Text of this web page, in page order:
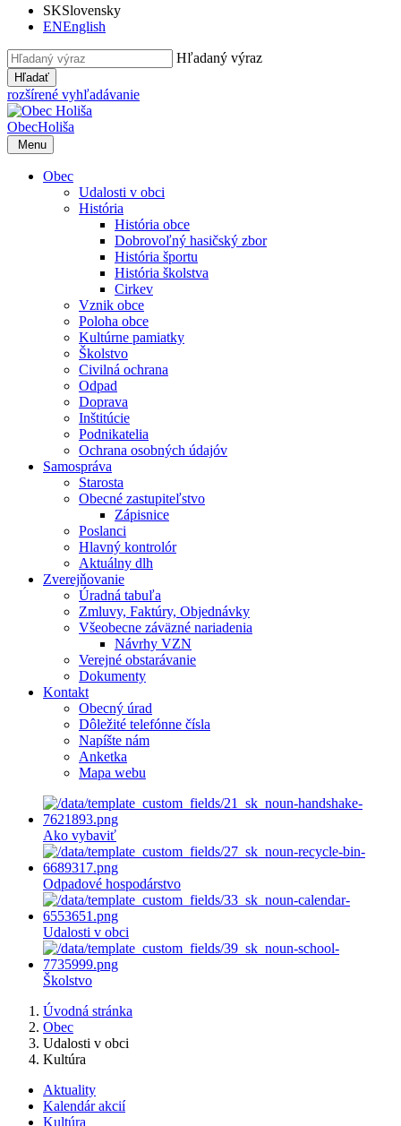
SKSlovensky
ENEnglish
Hľadaný výraz
Hľadať
rozšírené vyhľadávanie
ObecHoliša
Menu
Obec
Udalosti v obci
História
História obce
Dobrovoľný hasičský zbor
História športu
História školstva
Cirkev
Vznik obce
Poloha obce
Kultúrne pamiatky
Školstvo
Civilná ochrana
Odpad
Doprava
Inštitúcie
Podnikatelia
Ochrana osobných údajóv
Samospráva
Starosta
Obecné zastupiteľstvo
Zápisnice
Poslanci
Hlavný kontrolór
Aktuálny dlh
Zverejňovanie
Úradná tabuľa
Zmluvy, Faktúry, Objednávky
Všeobecne záväzné nariadenia
Návrhy VZN
Verejné obstarávanie
Dokumenty
Kontakt
Obecný úrad
Dôležité telefónne čísla
Napíšte nám
Anketka
Mapa webu
Ako vybaviť
Odpadové hospodárstvo
Udalosti v obci
Školstvo
Úvodná stránka
Obec
Udalosti v obci
Kultúra
Aktuality
Kalendár akcií
Kultúra